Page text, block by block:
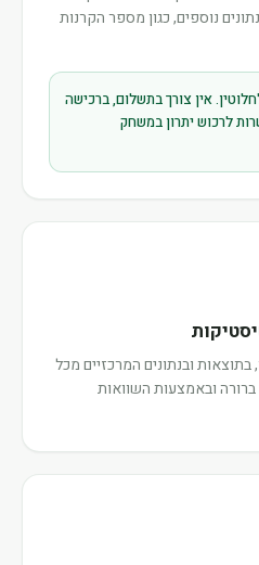
נוספים, כגון מספר הקרנות
אין צורך בתשלום, ברכישה
לרכוש יתרון במשחק
ובנתונים המרכזיים מכל
ובאמצעות השוואות